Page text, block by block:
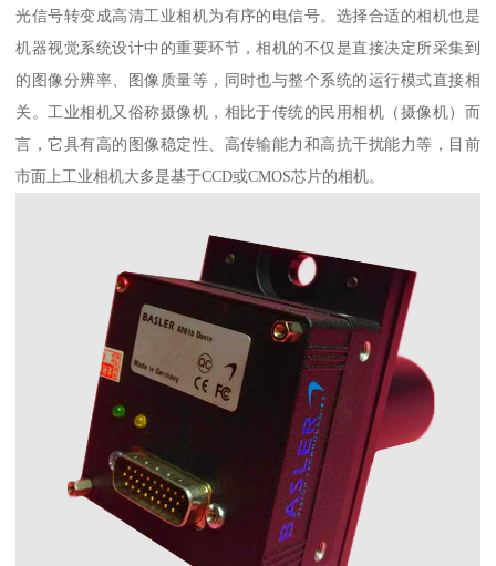
光信号转变成高清工业相机为有序的电信号。选择合适的相机也是
机器视觉系统设计中的重要环节，相机的不仅是直接决定所采集到
的图像分辨率、图像质量等，同时也与整个系统的运行模式直接相
关。工业相机又俗称摄像机，相比于传统的民用相机（摄像机）而
言，它具有高的图像稳定性、高传输能力和高抗干扰能力等，目前
市面上工业相机大多是基于CCD或CMOS芯片的相机。